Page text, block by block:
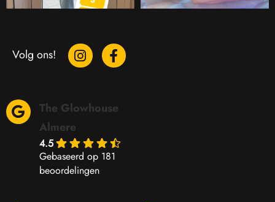
Volg ons!
The Glowhouse
Almere
4.5
Gebaseerd op 181
beoordelingen